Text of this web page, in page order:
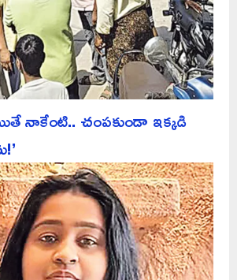
నాకేంటి.. చంపకుండా ఇక్కడి